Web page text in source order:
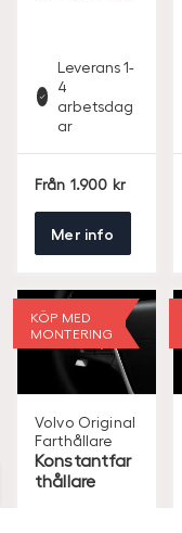
Leverans 1-
4
arbetsdag
ar
Från 1.900 S
Mer info
KÖP MED
MONTERING
Volvo Original
Farthållare
Konstantfar
thållare